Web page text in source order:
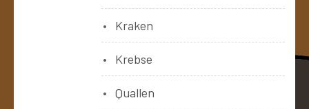
Kraken
Krebse
Quallen